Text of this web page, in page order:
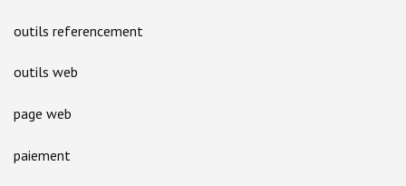
outils referencement
outils web
page web
paiement